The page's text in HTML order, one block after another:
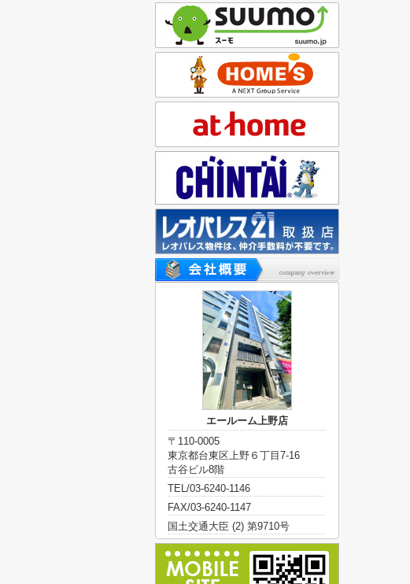
エールーム上野店
〒110-0005
東京都台東区上野６丁目7-16
古谷ビル8階
TEL/03-6240-1146
FAX/03-6240-1147
国土交通大臣 (2) 第9710号